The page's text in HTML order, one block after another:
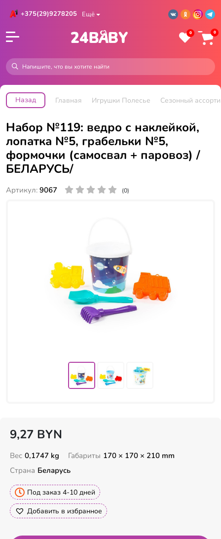
+375(29)9278205 Ещё
0 0
Назад Главная Игрушки Полесье Сезонный
Набор №119: ведро с наклейкой,
лопатка №5, грабельки №5,
формочки (самосвал + паровоз) /
БЕЛАРУСЬ/
Артикул: 9067 (0)
9,27 BYN
Вес 0,1747 kg Габариты 170 × 170 × 210 mm
Страна Беларусь
Под заказ 4-10 дней
Добавить в избранное